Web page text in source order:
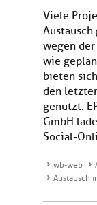
Viele
wegen
wie
bieten
den
genutzt.
GmbH
Social-
wb-web
Austausch